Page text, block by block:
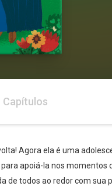
Capítulos
Agora ela é uma
apoiá-la nos momentos
de todos ao redor com sua